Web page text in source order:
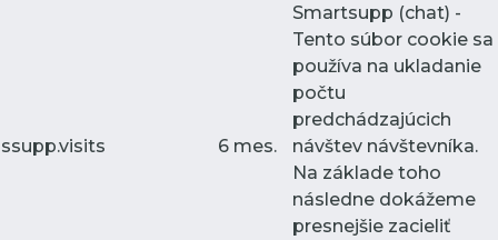
ssupp.visits 6 mes.
Smartsupp (chat) -
Tento súbor cookie sa
používa na ukladanie
počtu
predchádzajúcich
návštev návštevníka.
Na základe toho
následne dokážeme
presnejšie zacieliť